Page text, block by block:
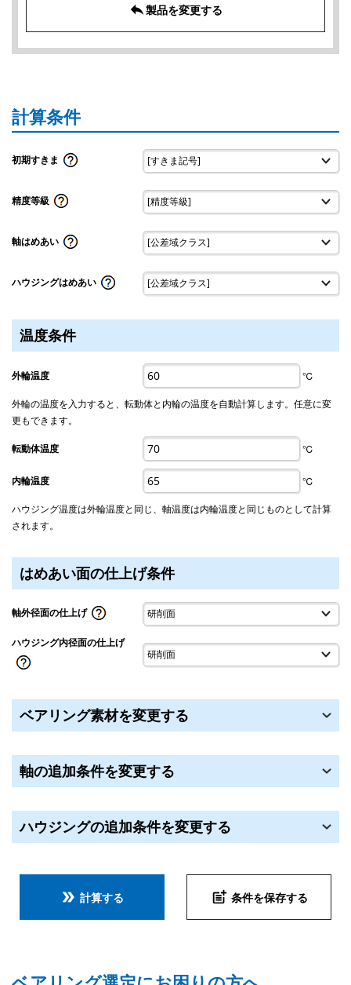
reply製品を変更する
計算条件
初期すきま
精度等級
軸はめあい
ハウジングはめあい
温度条件
外輪温度 ℃
外輪の温度を入力すると、転動体と内輪の温度を自動計算します。任意に変
更もできます。
転動体温度 ℃
内輪温度 ℃
ハウジング温度は外輪温度と同じ、軸温度は内輪温度と同じものとして計算
されます。
はめあい面の仕上げ条件
軸外径面の仕上げ
ハウジング内径面の仕上げ
ベアリング素材を変更する
軸の追加条件を変更する
ハウジングの追加条件を変更する
double_arrow 計算する post_add 条件を保存する